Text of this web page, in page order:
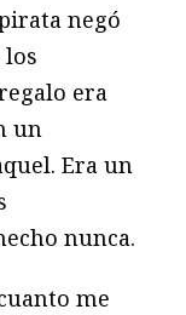
negó
los
era
un
Era un
nunca.
me